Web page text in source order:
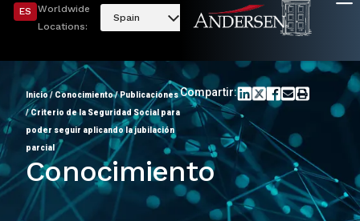
ES
Worldwide
Locations:
Spain
Inicio/ Conocimiento/Publicaciones
/Criterio de la Seguridad Social para
poder seguir aplicando la jubilación
parcial
Compartir:
Conocimiento